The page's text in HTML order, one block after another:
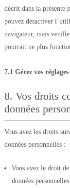
décrit dans la présente
pouvez désactiver
navigateur, mais
pourrait ne plus
7.1 Gérez vos
8. Vos droits
données
Vous avez les droits
données personnelles :
Vous avez le droit
données